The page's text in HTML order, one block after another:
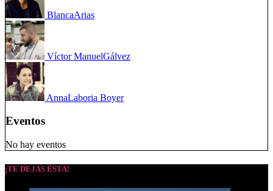
BlancaArias
Víctor ManuelGálvez
AnnaLaboria Boyer
Eventos
No hay eventos
¡TE DEJAS ÉSTA!